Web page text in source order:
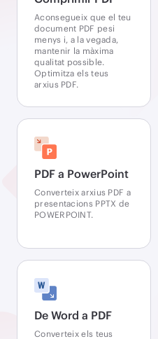
Aconsegueix que el teu
document PDF pesi
menys i, a la vegada,
mantenir la màxima
qualitat possible.
Optimitza els teus
arxius PDF.
PDF a PowerPoint
Converteix arxius PDF a
presentacions PPTX de
POWERPOINT.
De Word a PDF
Converteix els teus